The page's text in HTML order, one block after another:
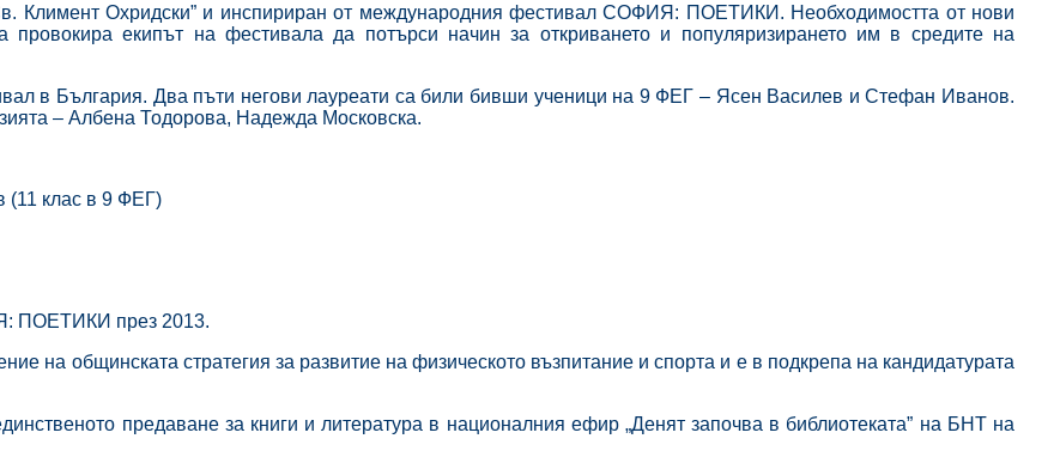
Климент Охридски” и инспириран от международния фестивал СОФИЯ: ПОЕТИКИ. Необходимостта от нови
провокира екипът на фестивала да потърси начин за откриването и популяризирането им в средите на
в България. Два пъти негови лауреати са били бивши ученици на 9 ФЕГ – Ясен Василев и Стефан Иванов.
– Албена Тодорова, Надежда Московска.
клас в 9 ФЕГ)
ПОЕТИКИ през 2013.
на общинската стратегия за развитие на физическото възпитание и спорта и е в подкрепа на кандидатурата
предаване за книги и литература в националния ефир „Денят започва в библиотеката” на БНТ на